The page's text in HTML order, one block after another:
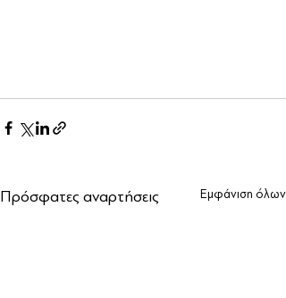
Πρόσφατες αναρτήσεις Εμφάνιση όλων